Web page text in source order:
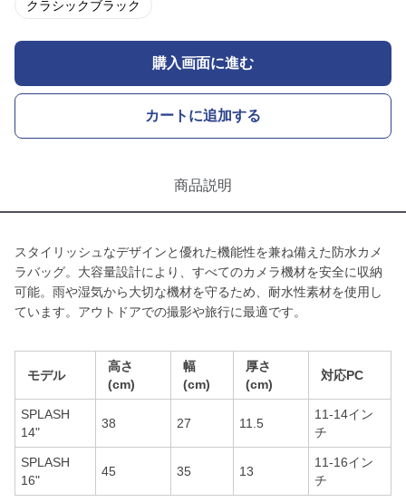
クラシックブラック
購入画面に進む
カートに追加する
商品説明
スタイリッシュなデザインと優れた機能性を兼ね備えた防水カメ
ラバッグ。大容量設計により、すべてのカメラ機材を安全に収納
可能。雨や湿気から大切な機材を守るため、耐水性素材を使用し
ています。アウトドアでの撮影や旅行に最適です。
モデル
高さ
(cm)
幅
(cm)
厚さ
(cm)
対応PC
SPLASH
14"
38 27 11.5
11-14イン
チ
SPLASH
16"
45 35 13
11-16イン
チ